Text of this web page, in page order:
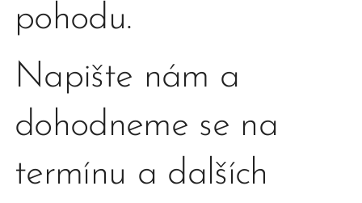
pohodu.
Napište nám a
dohodneme se na
termínu a dalších